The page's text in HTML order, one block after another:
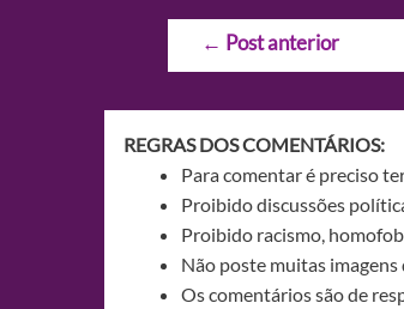
Navegação
← Post anterior
REGRAS DOS COMENTÁRIOS:
Para comentar é preciso
Proibido discussões
Proibido racismo,
Não poste muitas imagens
Os comentários são de